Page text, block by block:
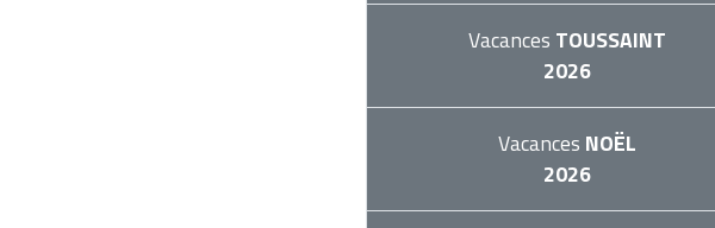
Vacances TOUSSAINT
2026
Vacances NOËL
2026